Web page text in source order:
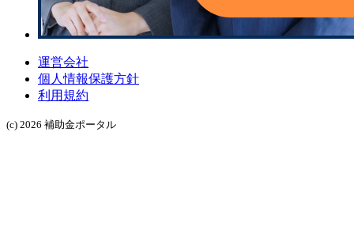
運営会社
個人情報保護方針
利用規約
(c) 2026 補助金ポータル